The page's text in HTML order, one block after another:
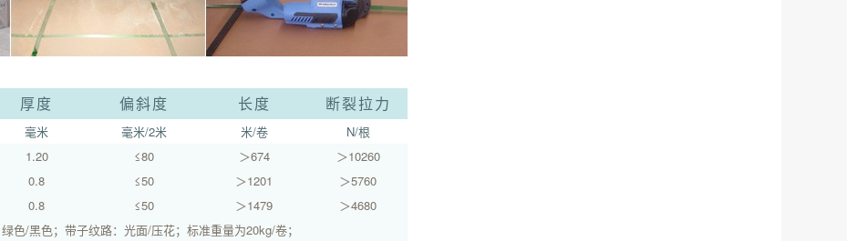
厚度 偏斜度 长度 断裂拉力
毫米 毫米/2米 米/卷
N/根
1.20 ≤80 ＞674
＞10260
0.8 ≤50 ＞1201
＞5760
0.8 ≤50 ＞1479
＞4680
色/黑色；带子纹路：光面/压花；标准重量为20kg/卷；